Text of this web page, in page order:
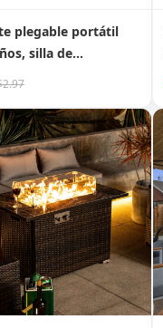
plegable portátil
silla de
solo para
taburete para
de bebé para el
pequeño de